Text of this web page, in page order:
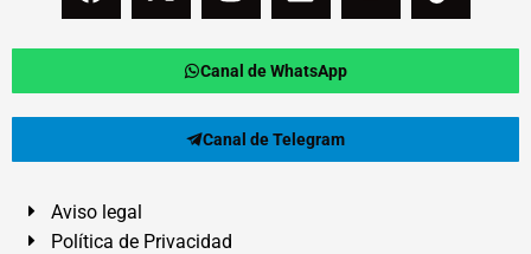
Canal de WhatsApp
Canal de Telegram
Aviso legal
Política de Privacidad